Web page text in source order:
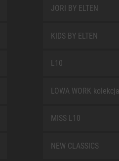
JORI BY ELTEN
KIDS BY ELTEN
L10
LOWA WORK kolekcja
MISS L10
NEW CLASSICS